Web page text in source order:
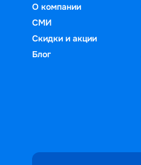
О компании
СМИ
Скидки и акции
Блог